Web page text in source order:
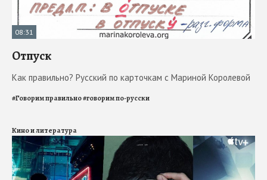
08:31
Отпуск
Как правильно? Русский по карточкам с Мариной Королевой
#Говорим правильно#говорим по-русски
Кино и литература